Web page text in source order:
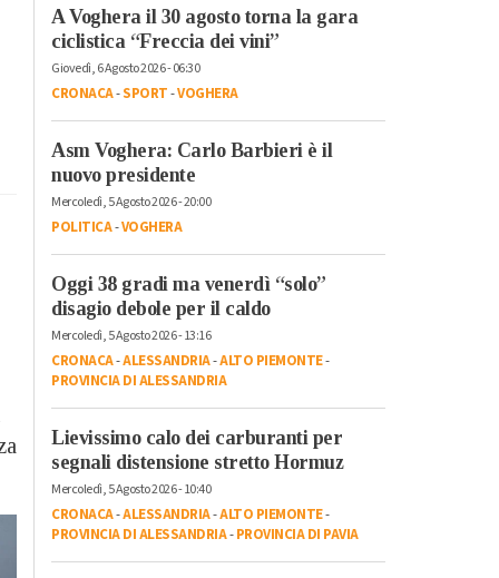
A Voghera il 30 agosto torna la gara
ciclistica “Freccia dei vini”
Giovedì, 6 Agosto 2026 - 06:30
CRONACA-SPORT-VOGHERA
Asm Voghera: Carlo Barbieri è il
nuovo presidente
Mercoledì, 5 Agosto 2026 - 20:00
POLITICA-VOGHERA
Oggi 38 gradi ma venerdì “solo”
disagio debole per il caldo
Mercoledì, 5 Agosto 2026 - 13:16
CRONACA-ALESSANDRIA-ALTO PIEMONTE-
PROVINCIA DI ALESSANDRIA
Lievissimo calo dei carburanti per
segnali distensione stretto Hormuz
Mercoledì, 5 Agosto 2026 - 10:40
CRONACA-ALESSANDRIA-ALTO PIEMONTE-
PROVINCIA DI ALESSANDRIA-PROVINCIA DI PAVIA